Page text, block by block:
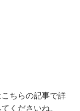
ちらの記事で詳
くださいね。